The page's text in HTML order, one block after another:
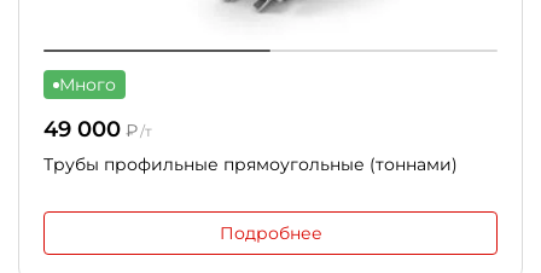
Много
49 000 ₽/т
Трубы профильные прямоугольные (тоннами)
Подробнее